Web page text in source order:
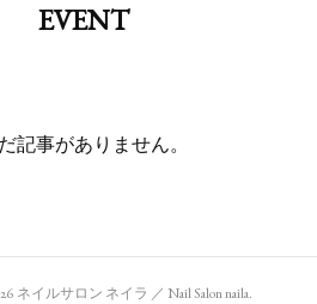
EVENT
記事がありません。
ネイルサロン ネイラ ／ Nail Salon naila.